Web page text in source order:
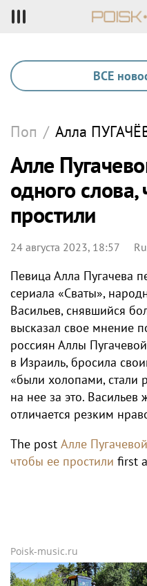
ВСЕ
Поп / Алла
Алле
одного
простили
24 августа 2023, 18:57
Певица Алла Пугачева
сериала «Сваты»,
Васильев, снявшийся
высказал свое мнение
россиян Аллы
в Израиль, бросила
«были холопами, стали
на нее за это. Васильев
отличается резким
The post Алле
чтобы ее простили first
Poisk-music.ru